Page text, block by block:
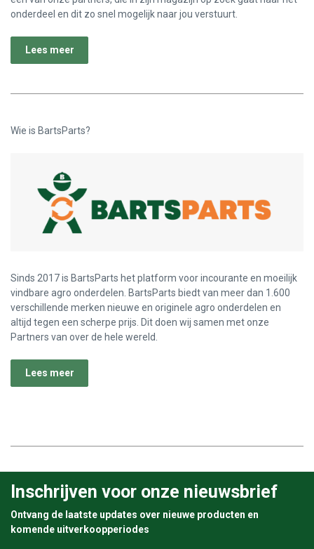
onderdeel en dit zo snel mogelijk naar jou verstuurt.
Lees meer
Wie is BartsParts?
Sinds 2017 is BartsParts het platform voor incourante en moeilijk
vindbare agro onderdelen. BartsParts biedt van meer dan 1.600
verschillende merken nieuwe en originele agro onderdelen en
altijd tegen een scherpe prijs. Dit doen wij samen met onze
Partners van over de hele wereld.
Lees meer
Inschrijven voor onze nieuwsbrief
Ontvang de laatste updates over nieuwe producten en
komende uitverkoopperiodes